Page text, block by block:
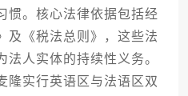
惯。核心法律依据包括经
及《税法总则》，这些法
人实体的持续性义务。
隆实行英语区与法语区双